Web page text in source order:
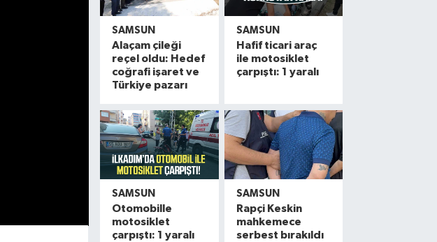
SAMSUN
Alaçam çileği
reçel oldu: Hedef
coğrafi işaret ve
Türkiye pazarı
SAMSUN
Hafif ticari araç
ile motosiklet
çarpıştı: 1 yaralı
SAMSUN
Otomobille
motosiklet
çarpıştı: 1 yaralı
SAMSUN
Rapçi Keskin
mahkemece
serbest bırakıldı